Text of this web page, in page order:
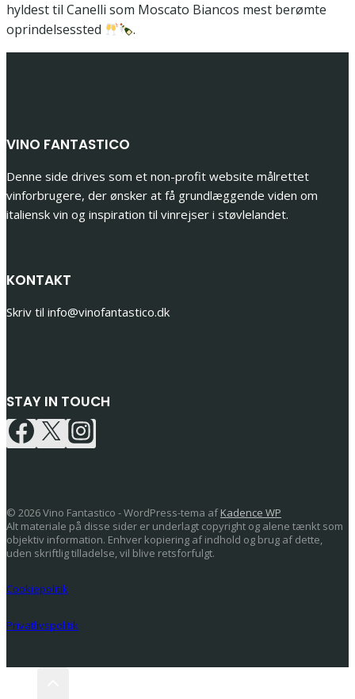
hyldest til Canelli som Moscato Biancos mest berømte
oprindelsessted
.
VINO FANTASTICO
Denne side drives som et non-profit website målrettet
vinforbrugere, der ønsker at få grundlæggende viden om
italiensk vin og inspiration til vinrejser i støvlelandet.
KONTAKT
Skriv til info@vinofantastico.dk
STAY IN TOUCH
© 2026 Vino Fantastico - WordPress-tema afKadence WP
Alt materiale på disse sider er underlagt copyright og alene tænkt som
objektiv information. Enhver kopiering af indhold og brug af dette,
uden skriftlig tilladelse, vil blive retsforfulgt.
Cookiepolitik
Privatlivspolitik